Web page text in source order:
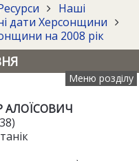
Наші
дати Херсонщини
на 2008 рік
Меню розділу
АЛОЇСОВИЧ